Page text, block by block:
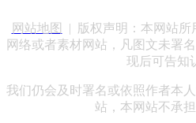
网站地图
| 版权声明：本网站所
网络或者素材网站，凡图文未署
现后可告知
我们仍会及时署名或依照作者本
站，本网站不承担